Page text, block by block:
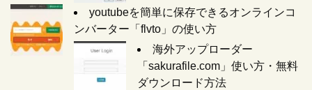
youtubeを簡単に保存できるオンラインコ
ンバーター「flvto」の使い方
海外アップローダー
「sakurafile.com」使い方・無料
ダウンロード方法